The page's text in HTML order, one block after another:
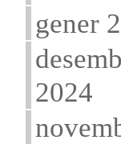
gener
2024